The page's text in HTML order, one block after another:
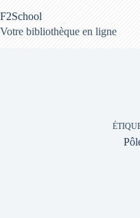
au
contenu
F2School
Votre bibliothèque en ligne